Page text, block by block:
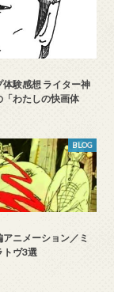
験感想 ライター神
わたしの快画体
BLOG
ニメーション／ミ
トヴ3選